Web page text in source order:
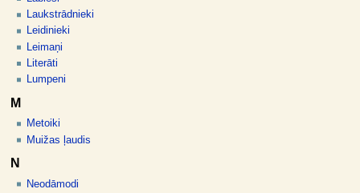
Laukstrādnieki
Leidinieki
Leimaņi
Literāti
Lumpeni
M
Metoiki
Muižas ļaudis
N
Neodāmodi